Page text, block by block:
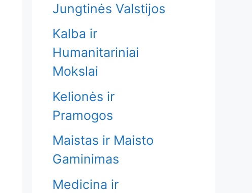
Jungtinės Valstijos
Kalba ir
Humanitariniai
Mokslai
Kelionės ir
Pramogos
Maistas ir Maisto
Gaminimas
Medicina ir